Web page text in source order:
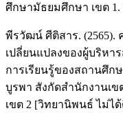
ศึกษามัธยมศึกษา เขต 1.
พีรวัฒน์ ศีติสาร. (2565).
เปลี่ยนแปลงของผู้บริหา
การเรียนรู้ของสถานศึก
บูรพา สังกัดสำนักงานเ
เขต 2 [วิทยานิพนธ์ ไม่ไ